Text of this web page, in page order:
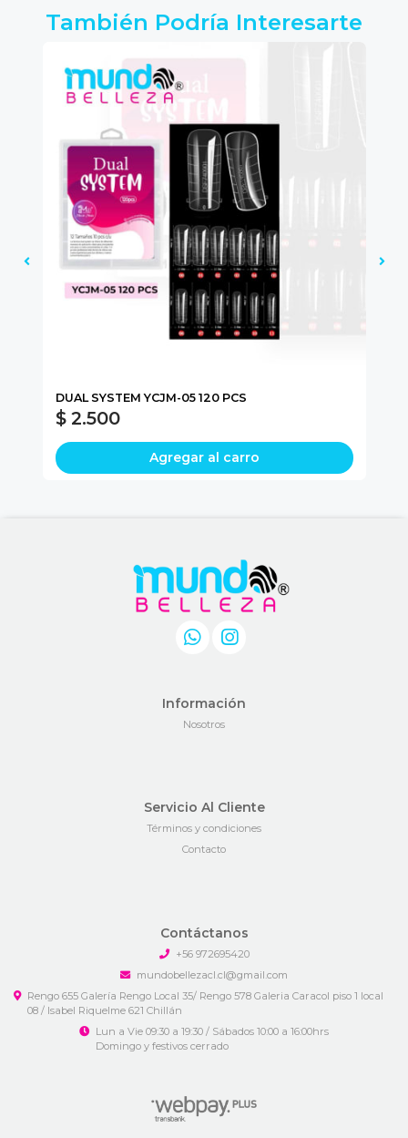
También Podría Interesarte
DUAL SYSTEM YCJM-05 120 PCS
$ 2.500
Agregar al carro
Información
Nosotros
Servicio Al Cliente
Términos y condiciones
Contacto
Contáctanos
+56 972695420
mundobellezacl.cl@gmail.com
Rengo 655 Galería Rengo Local 35/ Rengo 578 Galeria Caracol piso 1 local
08 / Isabel Riquelme 621 Chillán
Lun a Vie 09:30 a 19:30 / Sábados 10:00 a 16:00hrs
Domingo y festivos cerrado